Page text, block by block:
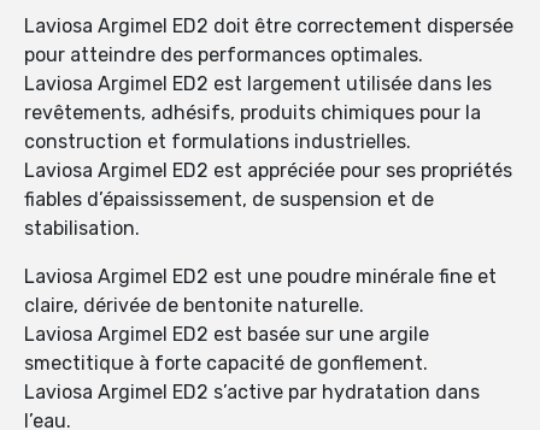
Laviosa Argimel ED2 doit être correctement dispersée
pour atteindre des performances optimales.
Laviosa Argimel ED2 est largement utilisée dans les
revêtements, adhésifs, produits chimiques pour la
construction et formulations industrielles.
Laviosa Argimel ED2 est appréciée pour ses propriétés
fiables d’épaississement, de suspension et de
stabilisation.
Laviosa Argimel ED2 est une poudre minérale fine et
claire, dérivée de bentonite naturelle.
Laviosa Argimel ED2 est basée sur une argile
smectitique à forte capacité de gonflement.
Laviosa Argimel ED2 s’active par hydratation dans
l’eau.